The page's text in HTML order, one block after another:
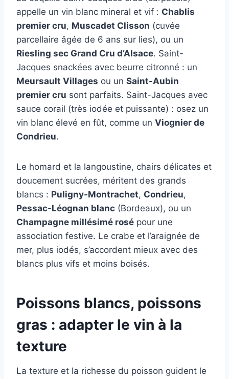
appelle un vin blanc mineral et vif : Chablis
premier cru, Muscadet Clisson (cuvée
parcellaire âgée de 6 ans sur lies), ou un
Riesling sec Grand Cru d’Alsace. Saint-
Jacques snackées avec beurre citronné : un
Meursault Villages ou un Saint-Aubin
premier cru sont parfaits. Saint-Jacques avec
sauce corail (très iodée et puissante) : osez un
vin blanc élevé en fût, comme un Viognier de
Condrieu.
Le homard et la langoustine, chairs délicates et
doucement sucrées, méritent des grands
blancs : Puligny-Montrachet, Condrieu,
Pessac-Léognan blanc (Bordeaux), ou un
Champagne millésimé rosé pour une
association festive. Le crabe et l’araignée de
mer, plus iodés, s’accordent mieux avec des
blancs plus vifs et moins boisés.
Poissons blancs, poissons
gras : adapter le vin à la
texture
La texture et la richesse du poisson guident le